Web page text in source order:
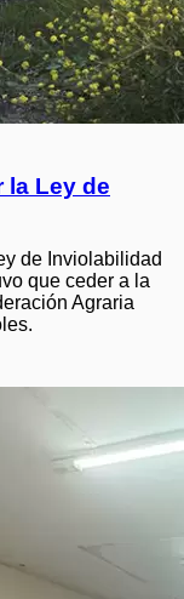
la Ley de
de Inviolabilidad
que ceder a la
Agraria